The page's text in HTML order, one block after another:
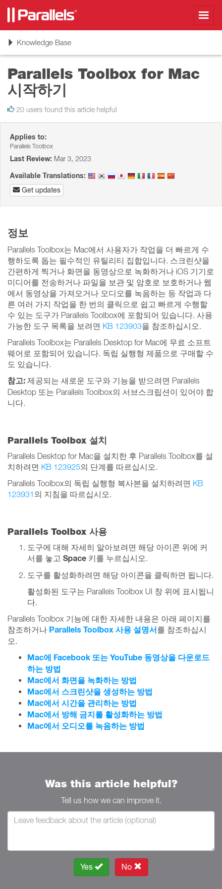
ToggleKnowledge Base
Parallels Toolbox for Mac
시작하기
20 users found this article helpful
Applies to:
Parallels Toolbox
Last Review: Mar 3, 2023
Available Translations:
Get updates
정보
Parallels Toolbox는 Mac에서 사용자가 작업을 더 빠르게 수
행하도록 돕는 필수적인 유틸리티 집합입니다. 스크린샷을
간편하게 찍거나 화면을 동영상으로 녹화하거나 iOS 기기로
미디어를 전송하거나 파일을 보관 및 암호로 보호하거나 웹
에서 동영상을 가져오거나 오디오를 녹음하는 등 작업과 다
른 여러 가지 작업을 한 번의 클릭으로 쉽고 빠르게 수행할
수 있는 도구가 Parallels Toolbox에 포함되어 있습니다. 사용
가능한 도구 목록을 보려면 KB 123903을 참조하십시오.
Parallels Toolbox는 Parallels Desktop for Mac에 무료 소프트
웨어로 포함되어 있습니다. 독립 실행형 제품으로 구매할 수
도 있습니다.
참고: 제공되는 새로운 도구와 기능을 받으려면 Parallels
Desktop 또는 Parallels Toolbox의 서브스크립션이 있어야 합
니다.
Parallels Toolbox 설치
Parallels Desktop for Mac을 설치한 후 Parallels Toolbox를 설
치하려면 KB 123925의 단계를 따르십시오.
Parallels Toolbox의 독립 실행형 복사본을 설치하려면 KB
123931 의 지침을 따르십시오.
Parallels Toolbox 사용
도구에 대해 자세히 알아보려면 해당 아이콘 위에 커
서를 놓고 Space 키를 누르십시오.
도구를 활성화하려면 해당 아이콘을 클릭하면 됩니다.
활성화된 도구는 Parallels Toolbox UI 창 위에 표시됩니
다.
Parallels Toolbox 기능에 대한 자세한 내용은 아래 페이지를
참조하거나 Parallels Toolbox 사용 설명서를 참조하십시
오.
Mac에 Facebook 또는 YouTube 동영상을 다운로드
하는 방법
Mac에서 화면을 녹화하는 방법
Mac에서 스크린샷을 생성하는 방법
Mac에서 시간을 관리하는 방법
Mac에서 방해 금지를 활성화하는 방법
Mac에서 오디오를 녹음하는 방법
Was this article helpful?
Tell us how we can improve it.
Yes No